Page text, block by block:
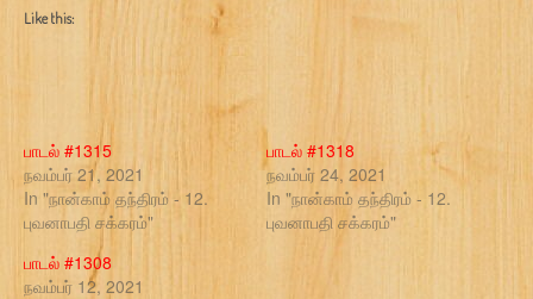
Like this:
பாடல் #1315
நவம்பர் 21, 2021
In "நான்காம் தந்திரம் - 12.
புவனாபதி சக்கரம்"
பாடல் #1318
நவம்பர் 24, 2021
In "நான்காம் தந்திரம் - 12.
புவனாபதி சக்கரம்"
பாடல் #1308
நவம்பர் 12, 2021